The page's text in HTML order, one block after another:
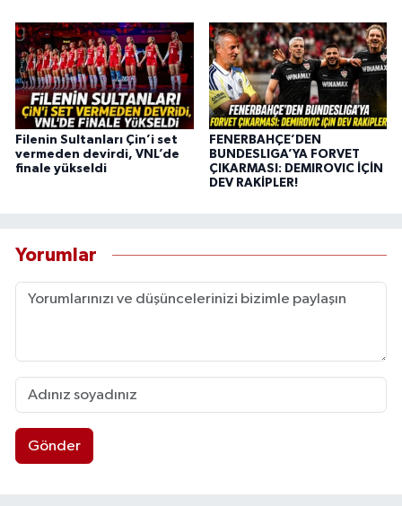
Filenin Sultanları Çin’i set
vermeden devirdi, VNL’de
finale yükseldi
FENERBAHÇE’DEN
BUNDESLIGA’YA FORVET
ÇIKARMASI: DEMIROVIC İÇİN
DEV RAKİPLER!
Yorumlar
Gönder